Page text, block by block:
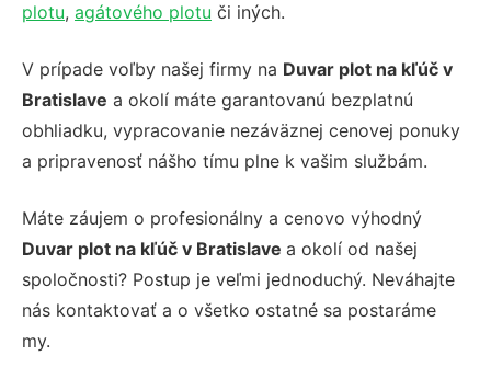
plotu, agátového plotu či iných.
V prípade voľby našej firmy na Duvar plot na kľúč v
Bratislave a okolí máte garantovanú bezplatnú
obhliadku, vypracovanie nezáväznej cenovej ponuky
a pripravenosť nášho tímu plne k vašim službám.
Máte záujem o profesionálny a cenovo výhodný
Duvar plot na kľúč v Bratislave a okolí od našej
spoločnosti? Postup je veľmi jednoduchý. Neváhajte
nás kontaktovať a o všetko ostatné sa postaráme
my.